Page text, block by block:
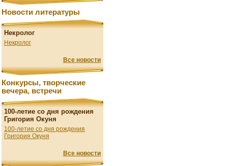
Новости литературы
Некролог
Некролог
Все новости
Конкурсы, творческие
вечера, встречи
100-летие со дня рождения
Григория Окуня
100-летие со дня рождения
Григория Окуня
Все новости